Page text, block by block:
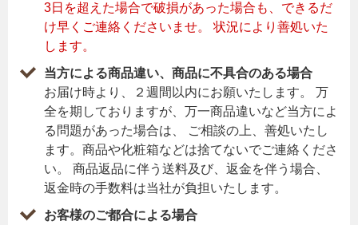
3日を超えた場合で破損があった場合も、できるだ
け早くご連絡くださいませ。 状況により善処いた
します。
当方による商品違い、商品に不具合のある場合
お届け時より、２週間以内にお願いたします。 万
全を期しておりますが、万一商品違いなど当方によ
る問題があった場合は、 ご相談の上、善処いたし
ます。商品や化粧箱などは捨てないでご連絡くださ
い。 商品返品に伴う送料及び、返金を伴う場合、
返金時の手数料は当社が負担いたします。
お客様のご都合による場合